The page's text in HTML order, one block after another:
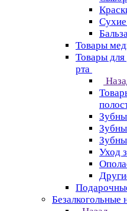
Товары
Товары для
рта
Уход
Безалкогольные